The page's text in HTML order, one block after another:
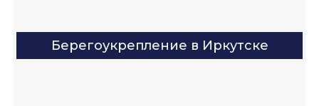
Берегоукрепление в Иркутске